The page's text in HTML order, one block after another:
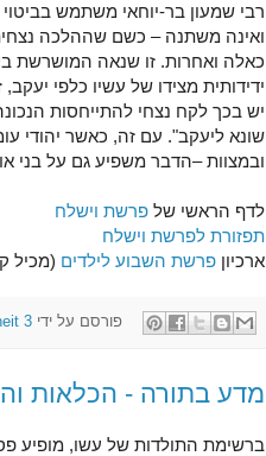
רבי שמעון בר-יוחאי משתמש
ואינה משתנה – כשם שההלכה
כאלה ואחרות. זו שנאה המושרשת
ידידותית מצידו של עשיו כלפי
יש בכך לקח נצחי להתייחסות
שונא ליעקב". עם זה, כאשר יהודי
ובמצוות –הדבר משפיע גם על בני
לדף הראשי של פרשת וישלח
תפזורת לפרשת וישלח
ארכיון פרשת השבוע לילדים (מכיל
פורסם על ידי 3 תגובות:
מדע בתורה - הכלאות
ברשימת התולדות של עשו, מופיע